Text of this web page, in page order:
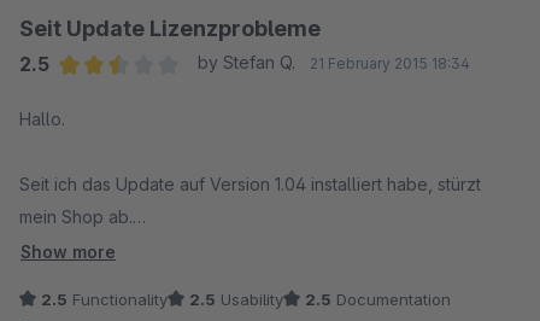
Wir haben die neuste Version durchaus bereits bei
Shopware 5 im Einsatz. Sollten hier noch Probleme
kontaktieren.
Seit Update Lizenzprobleme
2.5
by Stefan Q. 21 February 2015 18:34
Hallo.
Seit ich das Update auf Version 1.04 installiert habe, stürzt
mein Shop ab.
"BibuAlbumHintergrund" has failed.'"
Show more
2.5 Functionality 2.5 Usability 2.5 Documentation